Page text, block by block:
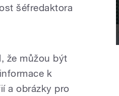
šéfredaktora
že můžou být
k
a obrázky pro